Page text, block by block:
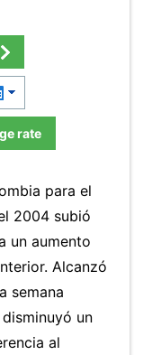
rate
para el
2004 subió
un aumento
Alcanzó
semana
disminuyó un
al